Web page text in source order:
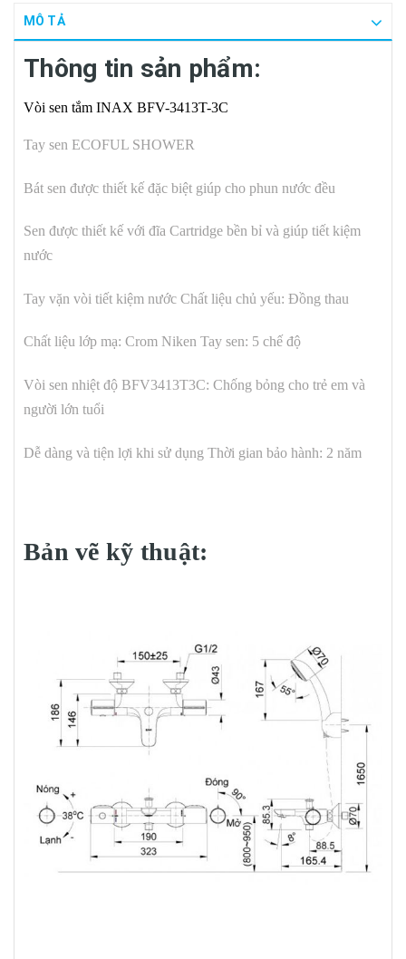
MÔ TẢ
​Thông tin sản phẩm:
Vòi sen tắm INAX BFV-3413T-3C
Tay sen ECOFUL SHOWER
Bát sen được thiết kế đặc biệt giúp cho phun nước đều
Sen được thiết kế với đĩa Cartridge bền bỉ và giúp tiết kiệm
nước
Tay vặn vòi tiết kiệm nước Chất liệu chủ yếu: Đồng thau
Chất liệu lớp mạ: Crom Niken Tay sen: 5 chế độ
Vòi sen nhiệt độ BFV3413T3C: Chống bỏng cho trẻ em và
người lớn tuổi
Dễ dàng và tiện lợi khi sử dụng Thời gian bảo hành: 2 năm
Bản vẽ kỹ thuật: